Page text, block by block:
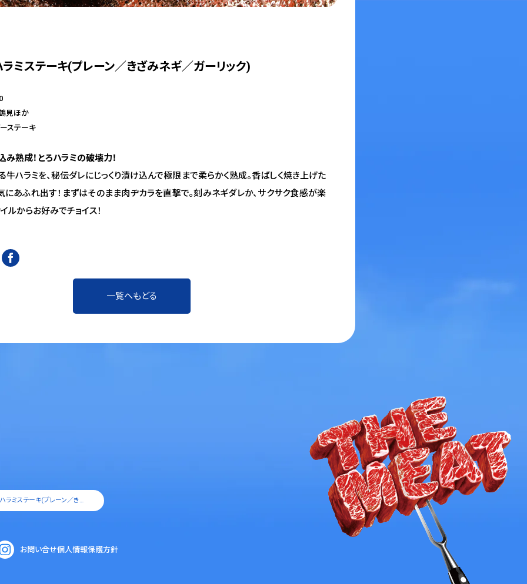
ミステーキ(プレーン／きざみネギ／ガーリック)
見ほか
ステーキ
熟成！とろハラミの破壊力！
ハラミを、秘伝ダレにじっくり漬け込んで極限まで柔らかく熟成。香ばしく焼き上げた
にあふれ出す！まずはそのまま肉ヂカラを直撃で。刻みネギダレか、サクサク食感が楽
ルからお好みでチョイス！
一覧へもどる
とろける牛ハラミステーキ(プレーン／きざみネギ／ガーリック)
お問い合せ個人情報保護方針